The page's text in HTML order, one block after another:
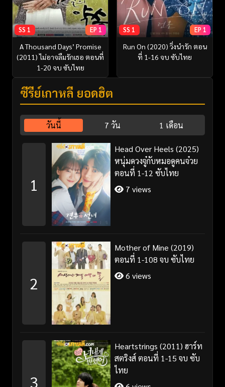
SS 1 EP 1
A Thousand Days’ Promise
(2011) ไม่อาจลืมรักเธอ ตอนที่
1-20 จบ ซับไทย
SS 1 EP 1
Run On (2020) วิ่งนำรัก ตอน
ที่ 1-16 จบ ซับไทย
ซีรี่ย์เกาหลี ยอดฮิต
วันนี้ 7 วัน 1 เดือน
1
Head Over Heels (2025)
หนุ่มดวงจู๋กับหมอดูคนจ๋วย
ตอนที่ 1-12 ซับไทย
7 views
2
Mother of Mine (2019)
ตอนที่ 1-108 จบ ซับไทย
6 views
3
Heartstrings (2011) ฮาร์ท
สตริงส์ ตอนที่ 1-15 จบ ซับ
ไทย